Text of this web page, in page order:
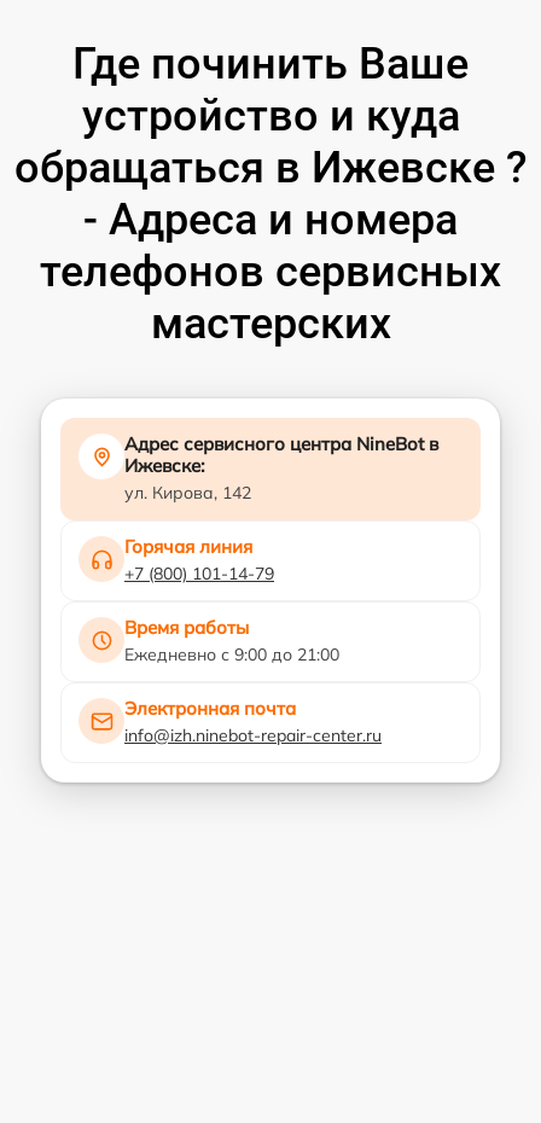
Где починить Ваше
устройство и куда
обращаться в Ижевске ?
- Адреса и номера
телефонов сервисных
мастерских
Адрес сервисного центра NineBot в
Ижевске:
ул. Кирова, 142
Горячая линия
+7 (800) 101-14-79
Время работы
Ежедневно с 9:00 до 21:00
Электронная почта
info@izh.ninebot-repair-center.ru